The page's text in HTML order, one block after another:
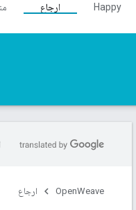
Happy ارجاع
OpenWeave ارجاع